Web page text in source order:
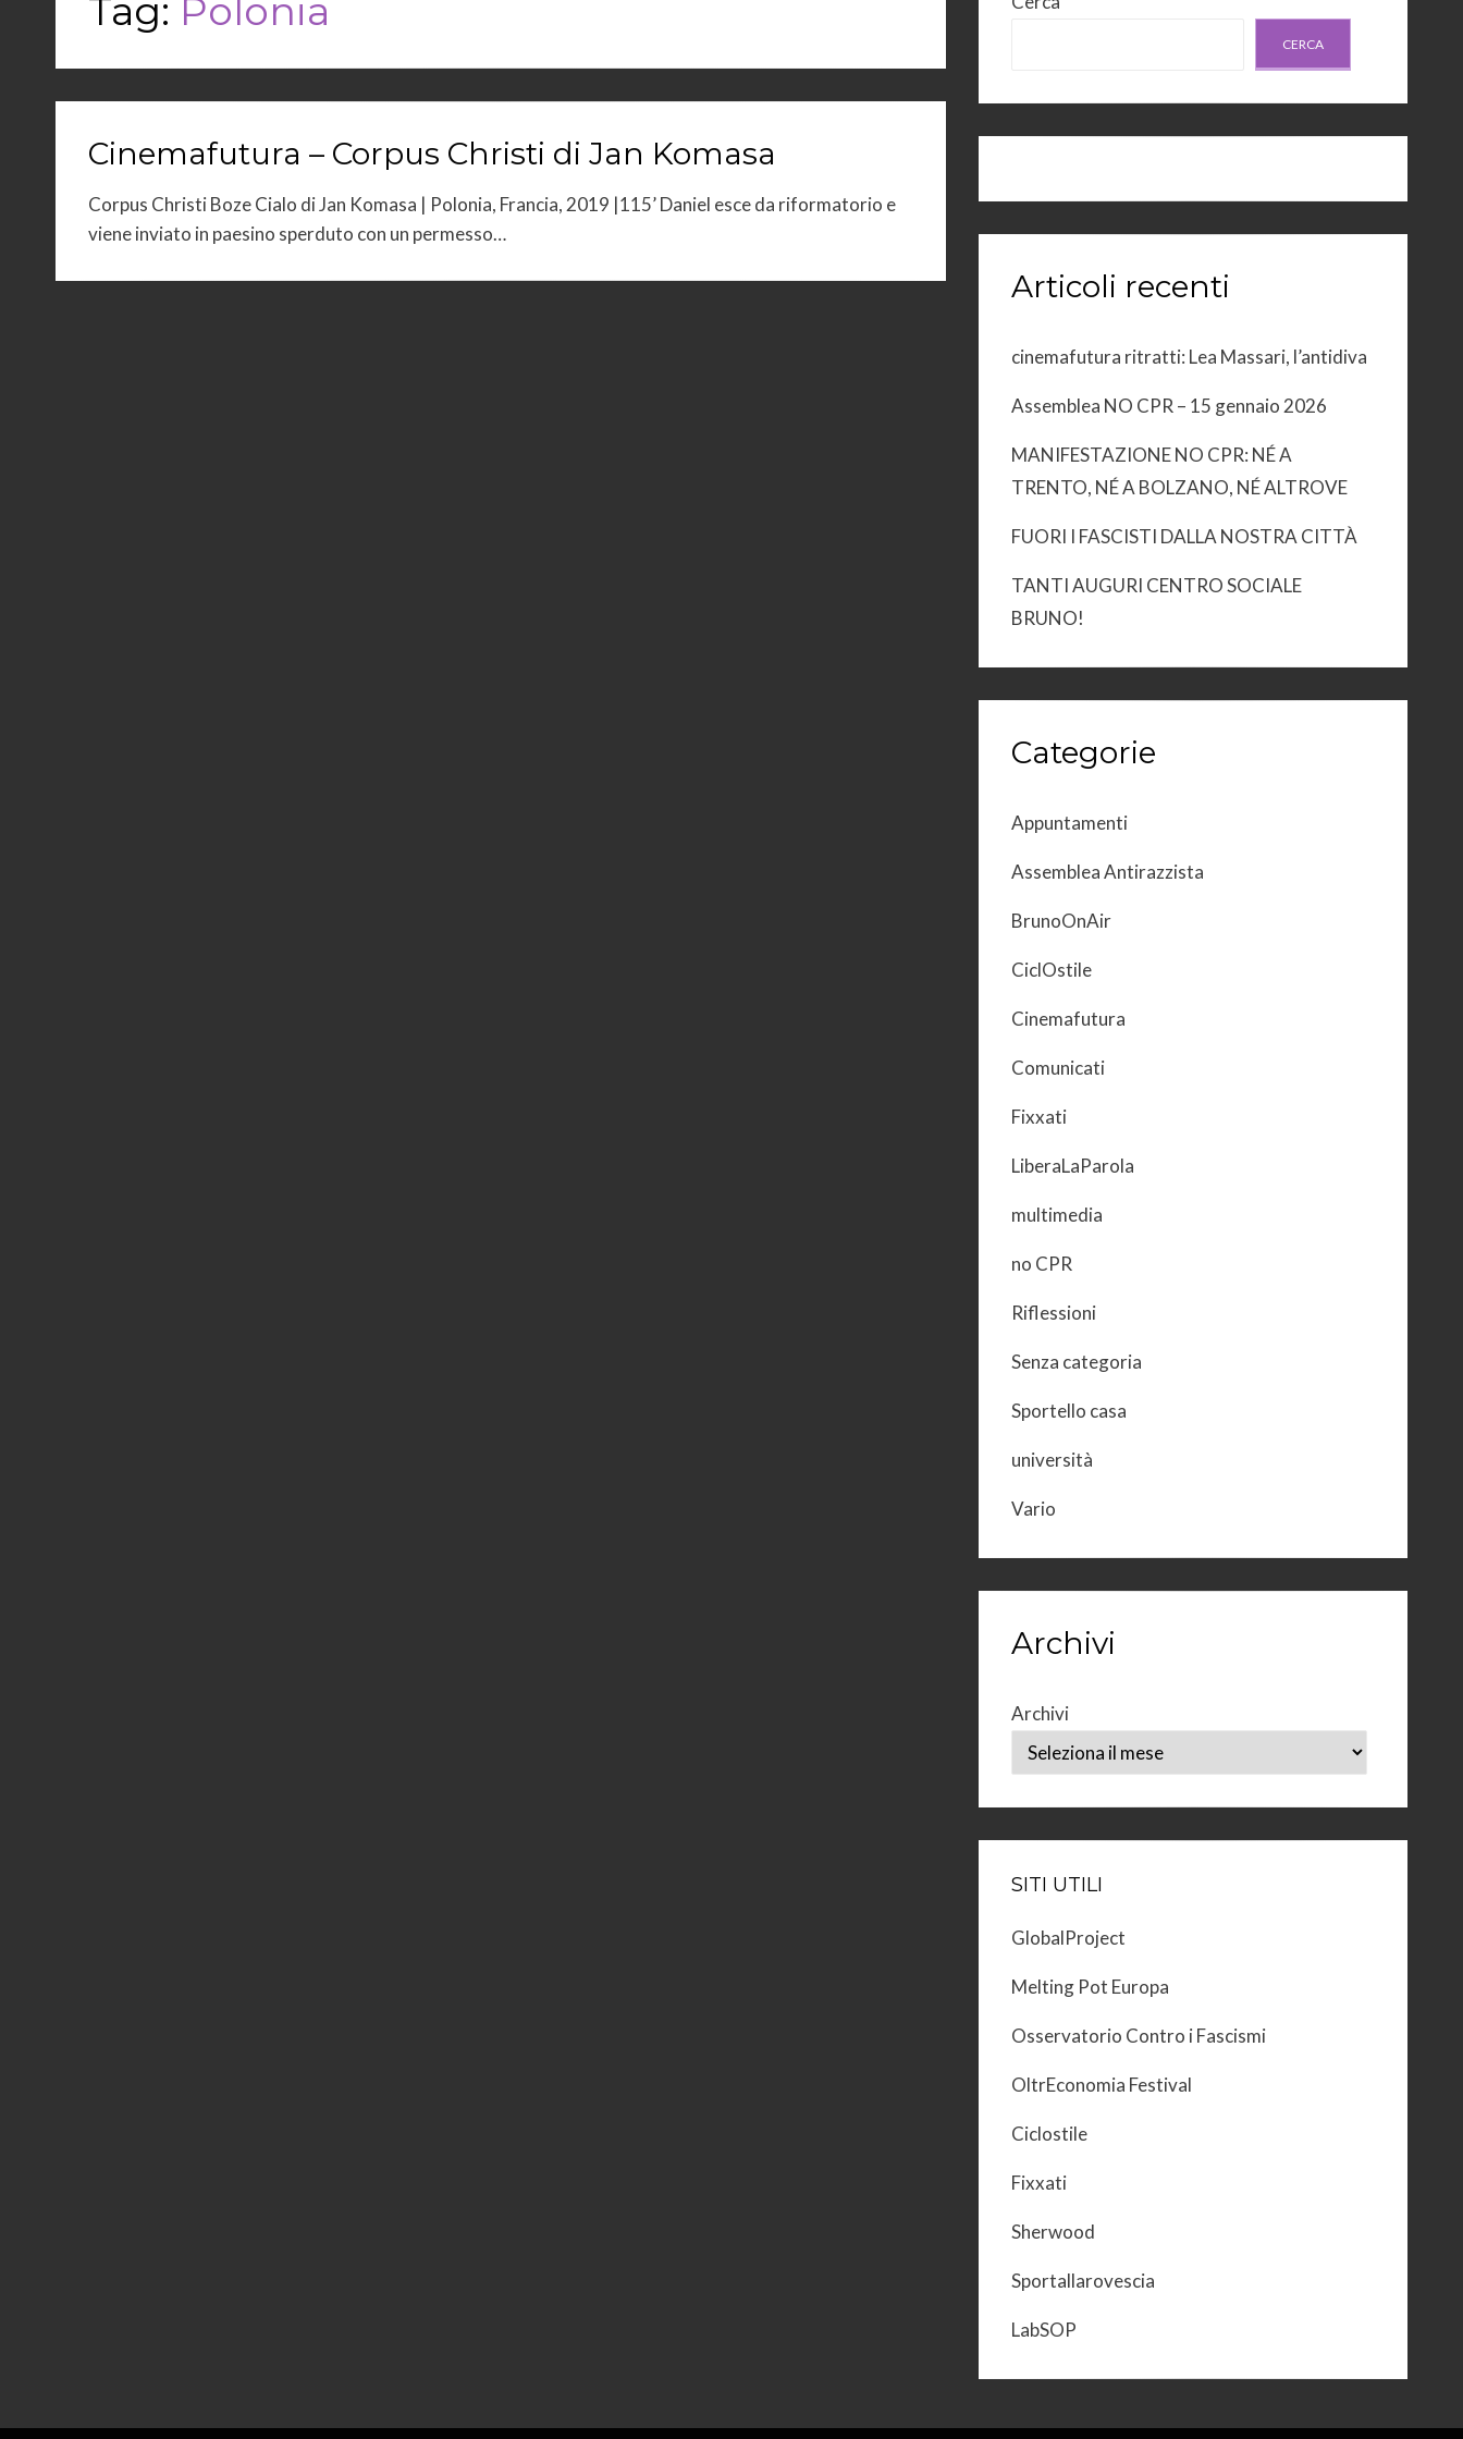
Tag: Polonia
Cinemafutura – Corpus Christi di Jan Komasa
Corpus Christi Boze Cialo di Jan Komasa | Polonia, Francia, 2019 |115’ Daniel esce da riformatorio e
viene inviato in paesino sperduto con un permesso…
CERCA
Articoli recenti
cinemafutura ritratti: Lea Massari, l’antidiva
Assemblea NO CPR – 15 gennaio 2026
MANIFESTAZIONE NO CPR: NÉ A
TRENTO, NÉ A BOLZANO, NÉ ALTROVE
FUORI I FASCISTI DALLA NOSTRA CITTÀ
TANTI AUGURI CENTRO SOCIALE
BRUNO!
Categorie
Appuntamenti
Assemblea Antirazzista
BrunoOnAir
CiclOstile
Cinemafutura
Comunicati
Fixxati
LiberaLaParola
multimedia
no CPR
Riflessioni
Senza categoria
Sportello casa
università
Vario
Archivi
Archivi
SITI UTILI
GlobalProject
Melting Pot Europa
Osservatorio Contro i Fascismi
OltrEconomia Festival
Ciclostile
Fixxati
Sherwood
Sportallarovescia
LabSOP